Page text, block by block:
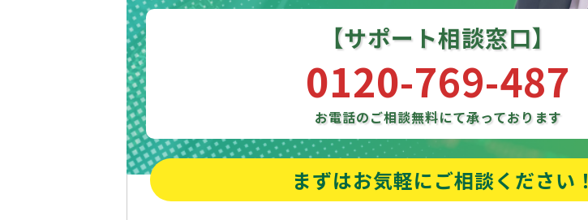
【サポート相談窓口】
0120-769-487
お電話のご相談無料にて承っております
まずはお気軽にご相談ください！